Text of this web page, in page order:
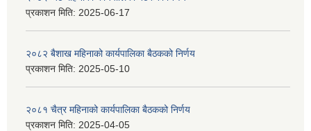
प्रकाशन मिति: 2025-06-17
२०८२ बैशाख महिनाको कार्यपालिका बैठकको निर्णय
प्रकाशन मिति: 2025-05-10
२०८१ चैत्र महिनाको कार्यपालिका बैठकको निर्णय
प्रकाशन मिति: 2025-04-05